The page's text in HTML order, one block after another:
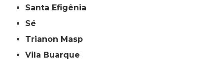
Santa Efigênia
Sé
Trianon Masp
Vila Buarque